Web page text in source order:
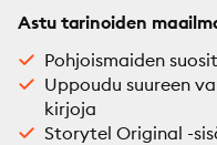
Astu tarinoiden
Pohjoismaiden
Uppoudu suureen
kirjoja
Storytel Original -